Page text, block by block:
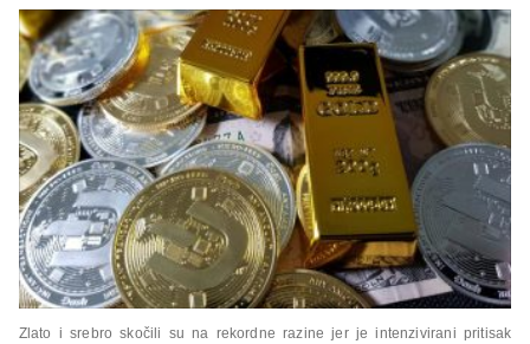
Zlato i srebro skočili su na rekordne razine jer je intenzivirani pritisak